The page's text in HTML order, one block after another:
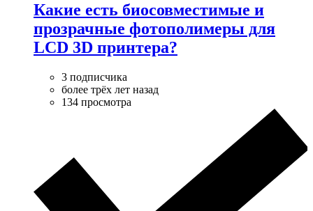
Какие есть биосовместимые и
прозрачные фотополимеры для
LCD 3D принтера?
3 подписчика
более трёх лет назад
134 просмотра